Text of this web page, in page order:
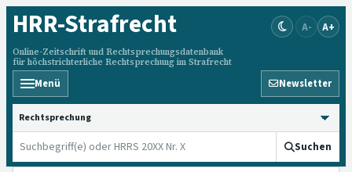
HRR-Strafrecht
Online-Zeitschrift und Rechtsprechungsdatenbank
für höchstrichterliche Rechtsprechung im Strafrecht
A- A+
Menü Newsletter
HRRS durchsuchen
Suchen